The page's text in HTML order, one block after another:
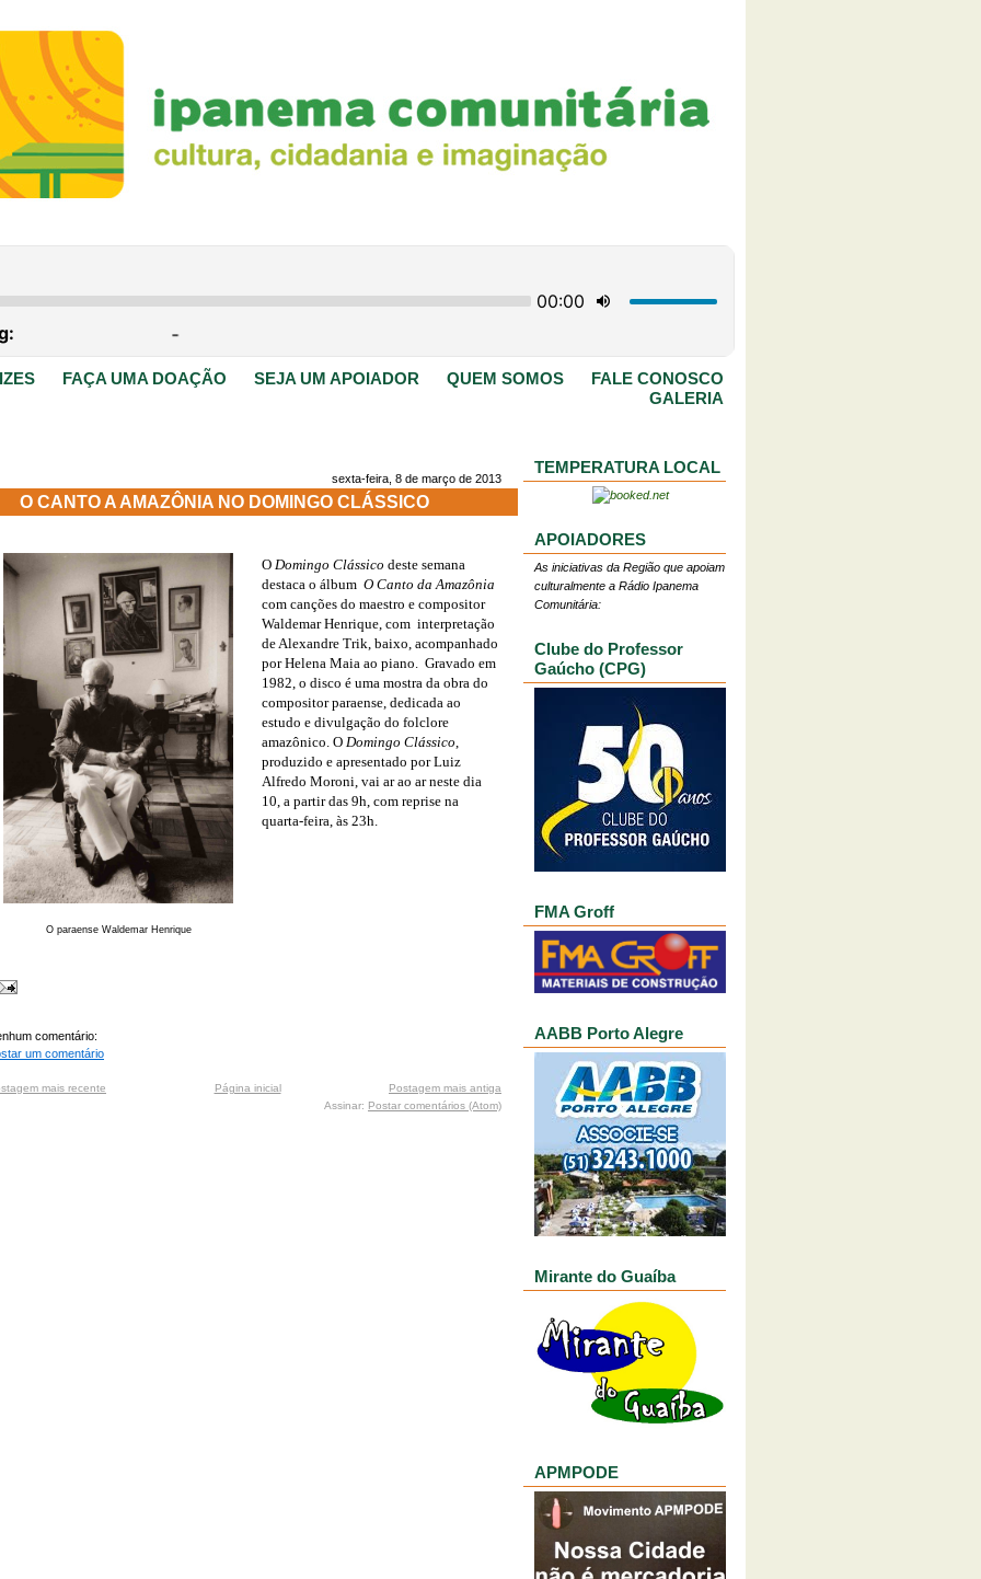
FAÇA UMA DOAÇÃO SEJA UM APOIADOR QUEM SOMOS
FALE CONOSCO
GALERIA
sexta-feira, 8 de março de 2013
O CANTO A AMAZÔNIA NO DOMINGO CLÁSSICO
O paraense Waldemar Henrique
O Domingo Clássico deste semana
destaca o álbum O Canto da Amazônia
com canções do maestro e compositor
Waldemar Henrique, com interpretação
de Alexandre Trik, baixo, acompanhado
por Helena Maia ao piano. Gravado em
1982, o disco é uma mostra da obra do
compositor paraense, dedicada ao
estudo e divulgação do folclore
amazônico. O Domingo Clássico,
produzido e apresentado por Luiz
Alfredo Moroni, vai ar ao ar neste dia
10, a partir das 9h, com reprise na
quarta-feira, às 23h.
comentário:
um comentário
mais recente Postagem mais antiga
Página inicial
Assinar: Postar comentários (Atom)
TEMPERATURA LOCAL
APOIADORES
As iniciativas da Região que apoiam
culturalmente a Rádio Ipanema
Comunitária:
Clube do Professor
Gaúcho (CPG)
FMA Groff
AABB Porto Alegre
Mirante do Guaíba
APMPODE